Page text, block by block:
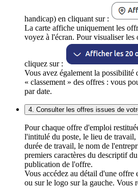
handicap) en cliquant sur :
La carte affiche uniquement les
voyez à l'écran. Pour visualiser les
cliquez sur :
Vous avez également la possibilité
« classement » des offres : vous
par date.
4. Consulter les offres issues de
Pour chaque offre d'emploi
l'intitulé du poste, le lieu de travail,
durée de travail, le nom de
premiers caractères du descriptif
publication de l'offre.
Vous accédez au détail d'une
ou sur le logo sur la gauche. Vous